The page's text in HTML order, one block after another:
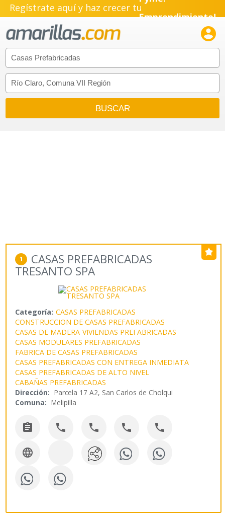
Regístrate aquí y haz crecer tuPyme!
Emprendimiento!

1 CASAS PREFABRICADAS
TRESANTO SPA
Categoría: CASAS PREFABRICADAS
CONSTRUCCION DE CASAS PREFABRICADAS
CASAS DE MADERA VIVIENDAS PREFABRICADAS
CASAS MODULARES PREFABRICADAS
FABRICA DE CASAS PREFABRICADAS
CASAS PREFABRICADAS CON ENTREGA INMEDIATA
CASAS PREFABRICADAS DE ALTO NIVEL
CABAÑAS PREFABRICADAS
Dirección: Parcela 17 A2, San Carlos de Cholqui
Comuna: Melipilla
    
